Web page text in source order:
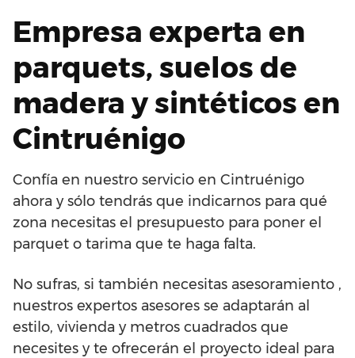
Empresa experta en
parquets, suelos de
madera y sintéticos en
Cintruénigo
Confía en nuestro servicio en Cintruénigo
ahora y sólo tendrás que indicarnos para qué
zona necesitas el presupuesto para poner el
parquet o tarima que te haga falta.
No sufras, si también necesitas asesoramiento ,
nuestros expertos asesores se adaptarán al
estilo, vivienda y metros cuadrados que
necesites y te ofrecerán el proyecto ideal para